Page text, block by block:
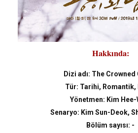
Hakkında:
Dizi adı: The Crowned
Tür: Tarihi, Romantik,
Yönetmen: Kim Hee-
Senaryo: Kim Sun-Deok,
Bölüm sayısı: -